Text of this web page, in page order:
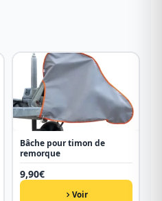
Bâche pour timon de
remorque
9,90€
Voir